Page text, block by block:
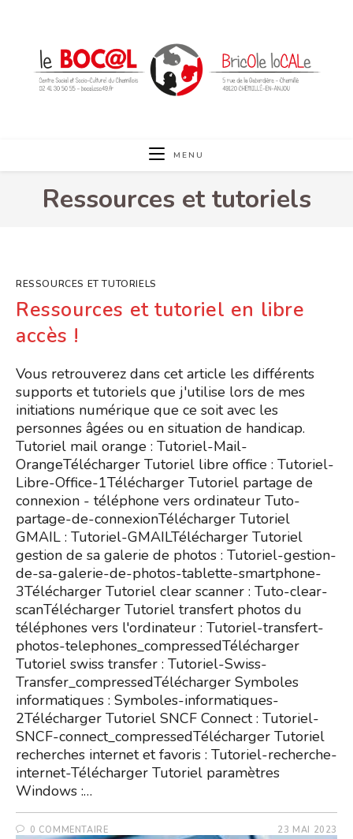
MENU
Ressources et tutoriels
RESSOURCES ET TUTORIELS
Ressources et tutoriel en libre
accès !
Vous retrouverez dans cet article les différents
supports et tutoriels que j'utilise lors de mes
initiations numérique que ce soit avec les
personnes âgées ou en situation de handicap.
Tutoriel mail orange : Tutoriel-Mail-
OrangeTélécharger Tutoriel libre office : Tutoriel-
Libre-Office-1Télécharger Tutoriel partage de
connexion - téléphone vers ordinateur Tuto-
partage-de-connexionTélécharger Tutoriel
GMAIL : Tutoriel-GMAILTélécharger Tutoriel
gestion de sa galerie de photos : Tutoriel-gestion-
de-sa-galerie-de-photos-tablette-smartphone-
3Télécharger Tutoriel clear scanner : Tuto-clear-
scanTélécharger Tutoriel transfert photos du
téléphones vers l'ordinateur : Tutoriel-transfert-
photos-telephones_compressedTélécharger
Tutoriel swiss transfer : Tutoriel-Swiss-
Transfer_compressedTélécharger Symboles
informatiques : Symboles-informatiques-
2Télécharger Tutoriel SNCF Connect : Tutoriel-
SNCF-connect_compressedTélécharger Tutoriel
recherches internet et favoris : Tutoriel-recherche-
internet-Télécharger Tutoriel paramètres
Windows :…
0 COMMENTAIRE 23 MAI 2023